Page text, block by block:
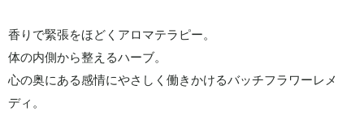
香りで緊張をほどくアロマテラピー。
体の内側から整えるハーブ。
心の奥にある感情にやさしく働きかけるバッチフラワーレメ
ディ。